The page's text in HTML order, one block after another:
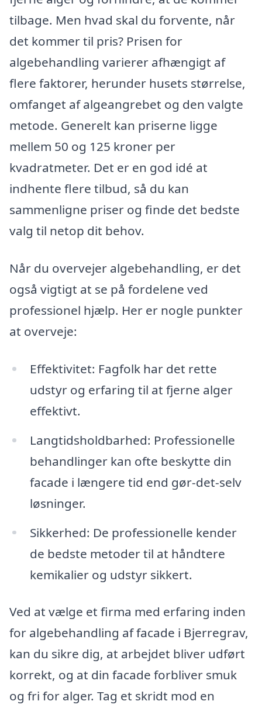
tilbage. Men hvad skal du forvente, når
det kommer til pris? Prisen for
algebehandling varierer afhængigt af
flere faktorer, herunder husets størrelse,
omfanget af algeangrebet og den valgte
metode. Generelt kan priserne ligge
mellem 50 og 125 kroner per
kvadratmeter. Det er en god idé at
indhente flere tilbud, så du kan
sammenligne priser og finde det bedste
valg til netop dit behov.
Når du overvejer algebehandling, er det
også vigtigt at se på fordelene ved
professionel hjælp. Her er nogle punkter
at overveje:
Effektivitet: Fagfolk har det rette
udstyr og erfaring til at fjerne alger
effektivt.
Langtidsholdbarhed: Professionelle
behandlinger kan ofte beskytte din
facade i længere tid end gør-det-selv
løsninger.
Sikkerhed: De professionelle kender
de bedste metoder til at håndtere
kemikalier og udstyr sikkert.
Ved at vælge et firma med erfaring inden
for algebehandling af facade i Bjerregrav,
kan du sikre dig, at arbejdet bliver udført
korrekt, og at din facade forbliver smuk
og fri for alger. Tag et skridt mod en